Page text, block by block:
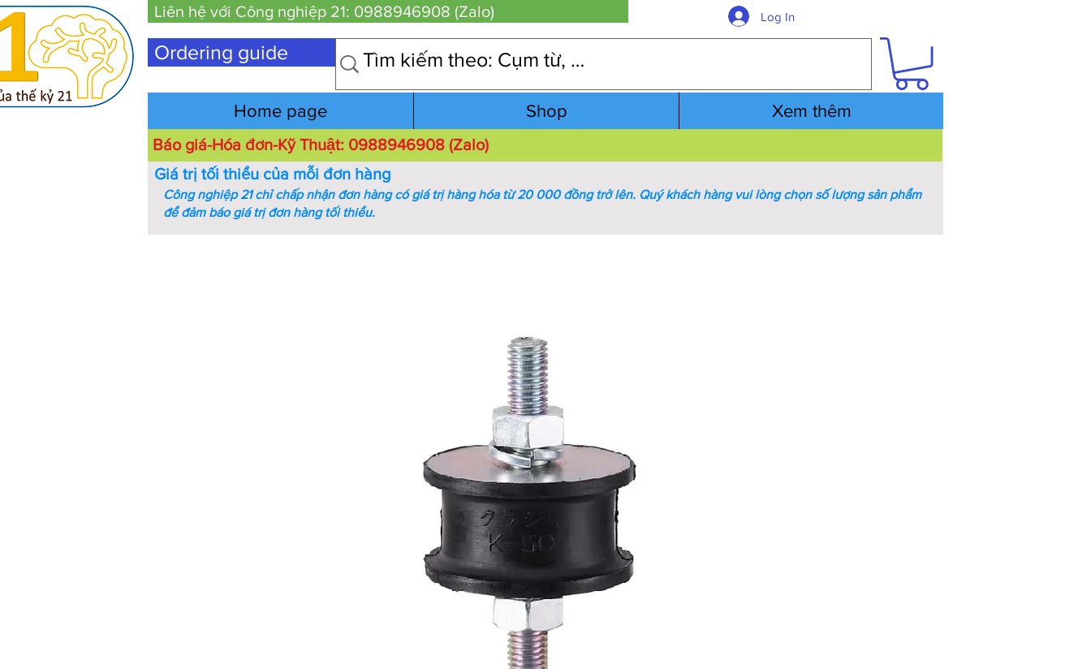
Liên hệ với Công nghiệp 21: 0988946908 (Zalo) Log In
Ordering guide
Home page Shop Xem thêm
Báo giá-Hóa đơn-Kỹ Thuật: 0988946908 (Zalo)
Giá trị tối thiểu của mỗi đơn hàng
Công nghiệp 21 chỉ chấp nhận đơn hàng có giá trị hàng hóa từ 20 000 đồng trở lên. Quý khách hàng vui lòng chọn số lượng sản phẩm
để đảm báo giá trị đơn hàng tối thiểu.